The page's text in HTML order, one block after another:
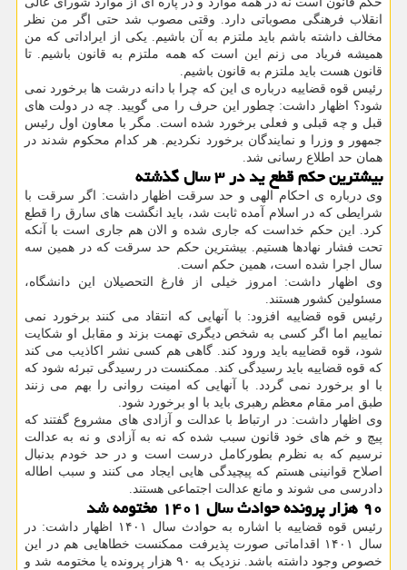
انقلاب فرهنگی مصوباتی دارد. وقتی مصوب شد حتی اگر من نظر
مخالف داشته باشم باید ملتزم به آن باشیم. یکی از ایراداتی که من
همیشه فریاد می زنم این است که همه ملتزم به قانون باشیم. تا
قانون هست باید ملتزم به قانون باشیم.
رئیس قوه قضاییه درباره ی این که چرا با دانه درشت ها برخورد نمی
شود؟ اظهار داشت: چطور این حرف را می گویید. چه در دولت های
قبل و چه قبلی و فعلی برخورد شده است. مگر با معاون اول رئیس
جمهور و وزرا و نمایندگان برخورد نکردیم. هر کدام محکوم شدند در
همان حد اطلاع رسانی شد.
بیشترین حکم قطع ید در ۳ سال گذشته
وی درباره ی احکام الهی و حد سرقت اظهار داشت: اگر سرقت با
شرایطی که در اسلام آمده ثابت شد، باید انگشت های سارق را قطع
کرد. این حکم خداست که جاری شده و الان هم جاری است با آنکه
تحت فشار نهادها هستیم. بیشترین حکم حد سرقت که در همین سه
سال اجرا شده است، همین حکم است.
وی اظهار داشت: امروز خیلی از فارغ التحصیلان این دانشگاه،
مسئولین کشور هستند.
رئیس قوه قضاییه افزود: با آنهایی که انتقاد می کنند برخورد نمی
نماییم اما اگر کسی به شخص دیگری تهمت بزند و مقابل او شکایت
شود، قوه قضاییه باید ورود کند. گاهی هم کسی نشر اکاذیب می کند
که قوه قضاییه باید رسیدگی کند. ممکنست در رسیدگی تبرئه شود که
با او برخورد نمی گردد. با آنهایی که امینت روانی را بهم می زنند
طبق امر مقام معظم رهبری باید با او برخورد شود.
وی اظهار داشت: در ارتباط با عدالت و آزادی های مشروع گفتند که
پیچ و خم های خود قانون سبب شده که نه به آزادی و نه به عدالت
نرسیم که به نظرم بطورکامل درست است و در حد خودم بدنبال
اصلاح قوانینی هستم که پیچیدگی هایی ایجاد می کنند و سبب اطاله
دادرسی می شوند و مانع عدالت اجتماعی هستند.
۹۰ هزار پرونده حوادث سال ۱۴۰۱ مختومه شد
رئیس قوه قضاییه با اشاره به حوادث سال ۱۴۰۱ اظهار داشت: در
سال ۱۴۰۱ اقداماتی صورت پذیرفت ممکنست خطاهایی هم در این
خصوص وجود داشته باشد. نزدیک به ۹۰ هزار پرونده یا مختومه شد و